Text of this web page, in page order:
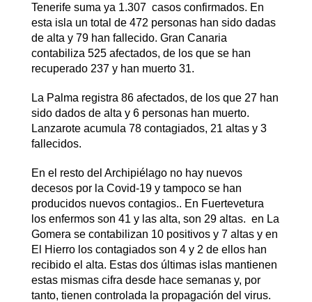
Tenerife suma ya 1.307 casos confirmados. En
esta isla un total de 472 personas han sido dadas
de alta y 79 han fallecido. Gran Canaria
contabiliza 525 afectados, de los que se han
recuperado 237 y han muerto 31.
La Palma registra 86 afectados, de los que 27 han
sido dados de alta y 6 personas han muerto.
Lanzarote acumula 78 contagiados, 21 altas y 3
fallecidos.
En el resto del Archipiélago no hay nuevos
decesos por la Covid-19 y tampoco se han
producidos nuevos contagios.. En Fuertevetura
los enfermos son 41 y las alta, son 29 altas. en La
Gomera se contabilizan 10 positivos y 7 altas y en
El Hierro los contagiados son 4 y 2 de ellos han
recibido el alta. Estas dos últimas islas mantienen
estas mismas cifra desde hace semanas y, por
tanto, tienen controlada la propagación del virus.